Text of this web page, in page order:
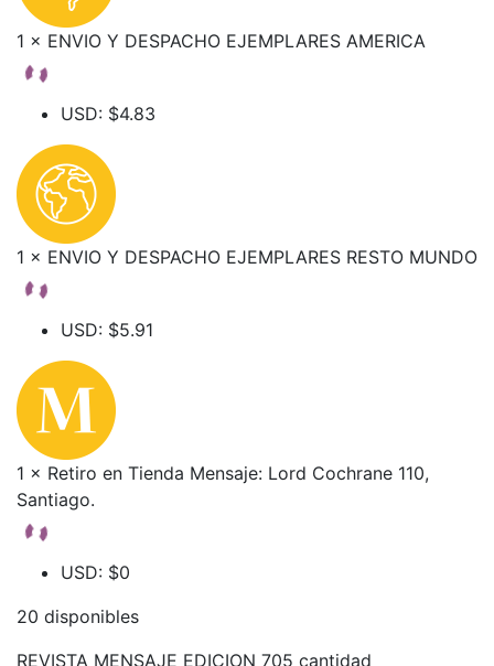
1 × ENVIO Y DESPACHO EJEMPLARES AMERICA
USD: $4.83
1 × ENVIO Y DESPACHO EJEMPLARES RESTO MUNDO
USD: $5.91
1 × Retiro en Tienda Mensaje: Lord Cochrane 110,
Santiago.
USD: $0
20 disponibles
REVISTA MENSAJE EDICION 705 cantidad